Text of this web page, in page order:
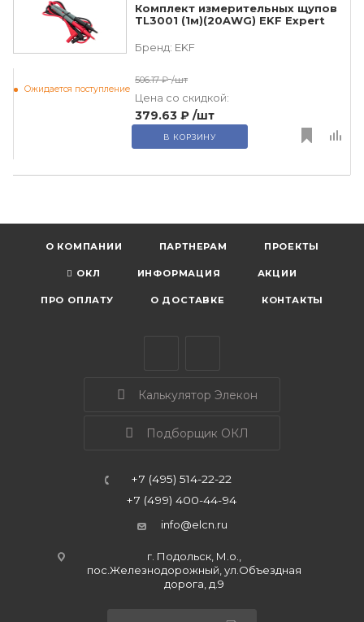
Комплект измерительных щупов
TL3001 (1м)(20AWG) EKF Expert
Бренд: EKF
Ожидается поступление
506.17 ₽ /шт
Цена со скидкой:
379.63 ₽ /шт
В КОРЗИНУ
О КОМПАНИИ ПАРТНЕРАМ ПРОЕКТЫ
ОКЛ ИНФОРМАЦИЯ АКЦИИ
ПРО ОПЛАТУ О ДОСТАВКЕ КОНТАКТЫ
Калькулятор Элекон
Подборщик ОКЛ
+7 (495) 514-22-22
+7 (499) 400-44-94
info@elcn.ru
г. Подольск, М.о.,
пос.Железнодорожный, ул.Объездная
дорога, д.9